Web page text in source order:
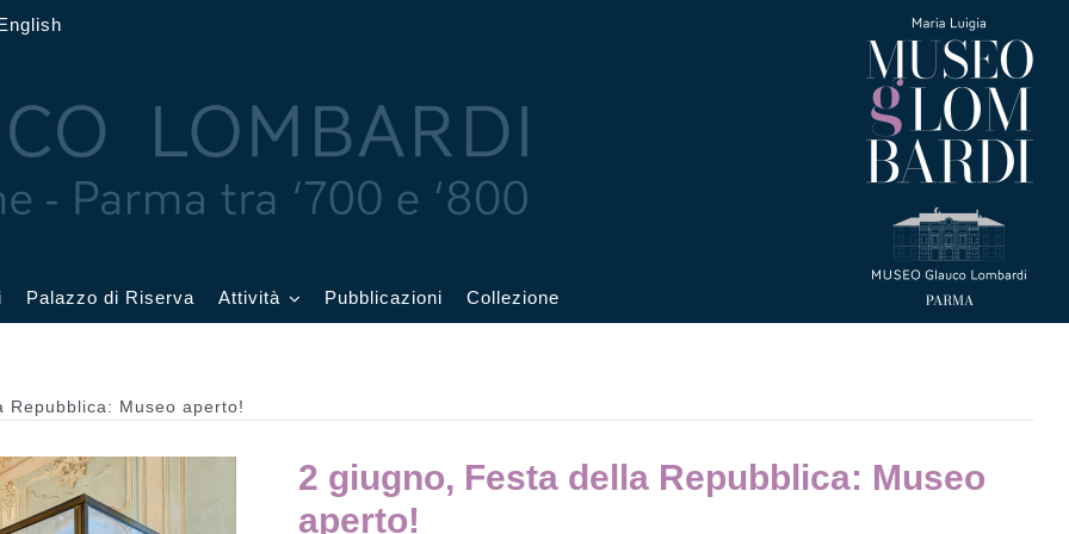
Affetti
Palazzo di Riserva Attività
Didattica e visite
Pubblicazioni Collezione
Repubblica: Museo aperto!
2 giugno, Festa della Repubblica: Museo
aperto!